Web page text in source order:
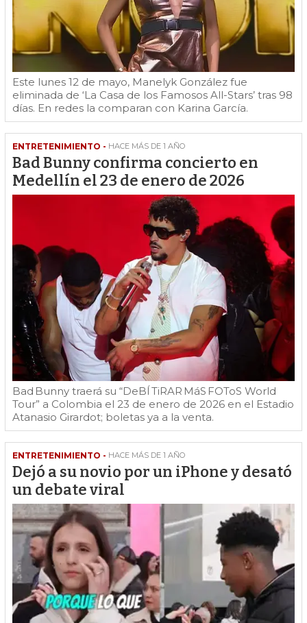
Este lunes 12 de mayo, Manelyk González fue
eliminada de ‘La Casa de los Famosos All-Stars’ tras 98
días. En redes la comparan con Karina García.
ENTRETENIMIENTO - HACE MÁS DE 1 AÑO
Bad Bunny confirma concierto en
Medellín el 23 de enero de 2026
Bad Bunny traerá su “DeBÍ TiRAR MáS FOToS World
Tour” a Colombia el 23 de enero de 2026 en el Estadio
Atanasio Girardot; boletas ya a la venta.
ENTRETENIMIENTO - HACE MÁS DE 1 AÑO
Dejó a su novio por un iPhone y desató
un debate viral